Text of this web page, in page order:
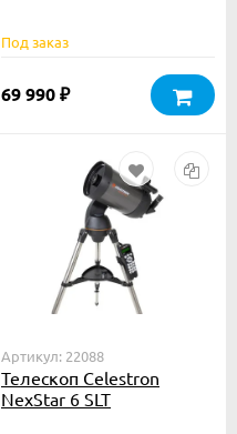
Под заказ
69 990 ₽
Артикул: 22088
Телескоп Celestron
NexStar 6 SLT